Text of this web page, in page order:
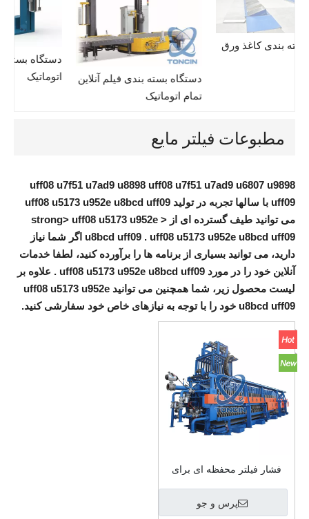
دستگاه بسته بندی فیلم آنلاین
تمام اتوماتیک
سیستم بسته بندی کاغذ ورق
مطبوعات فیلتر مایع
uff08 u7f51 u7ad9 u8898 uff08 u7f51 u7ad9 u6807 u9898
uff09 با سالها تجربه در تولید uff08 u5173 u952e u8bcd uff09
می توانید طیف گسترده ای از < strong> uff08 u5173 u952e
u8bcd uff09 . uff08 u5173 u952e u8bcd uff09
اگر شما نیاز
دارید، می توانید بسیاری از برنامه ها را برآورده کنید، لطفا خدمات
آنلاین خود را در مورد uff08 u5173 u952e u8bcd uff09 . علاوه بر
لیست محصول زیر، شما همچنین می توانید uff08 u5173 u952e
u8bcd uff09 خود را با توجه به نیازهای خاص خود سفارشی کنید.
فشار فیلتر محفظه ای برای
پرس و جو